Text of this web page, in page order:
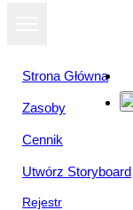
Strona Główna
Zasoby
Cennik
Utwórz Storyboard
Rejestr